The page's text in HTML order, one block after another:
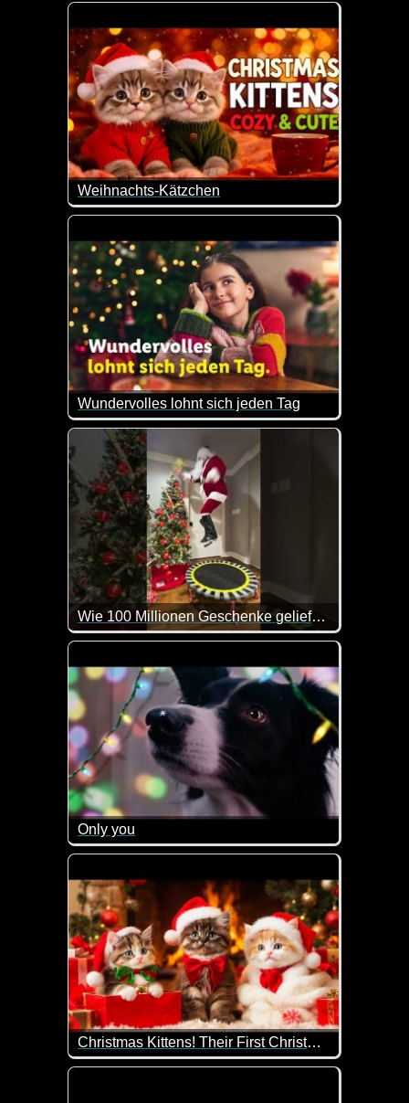
Wenn das kein wunderschön gemachtes
Weihnachts-Kätzchen
Dieses niedliche KI-Video mit den
Wundervolles lohnt sich jeden Tag
An Weihnachten merken viele von uns, wie
Wie 100 Millionen Geschenke geliefert werden
Das ist eine Aufgabe, wenn du so viele
Only you
Ein sehr herzergreifendes Video, das uns an all
Christmas Kittens! Their First Christmas is Pure Magic
Das erste Weihnachten für die kleinen Kätzchen